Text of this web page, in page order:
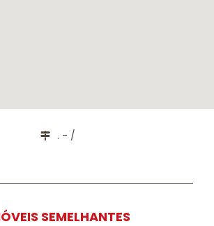
. - /
SEMELHANTES